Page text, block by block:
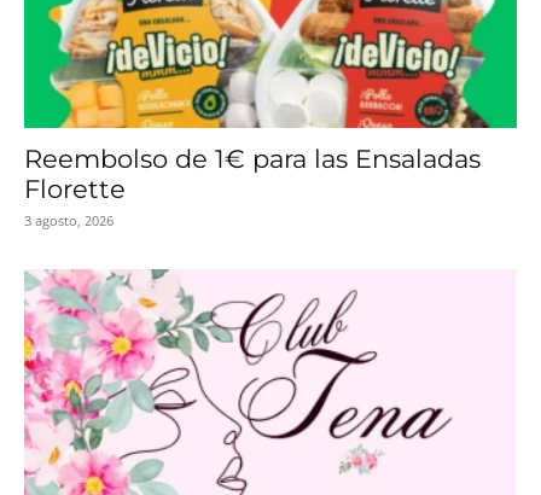
Reembolso de 1€ para las Ensaladas
Florette
3 agosto, 2026